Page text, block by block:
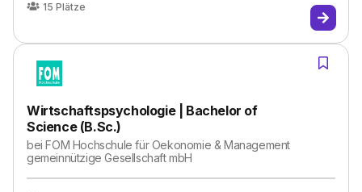
15 Plätze
Wirtschaftspsychologie | Bachelor of
Science (B.Sc.)
beiFOM Hochschule für Oekonomie & Management
gemeinnützige Gesellschaft mbH